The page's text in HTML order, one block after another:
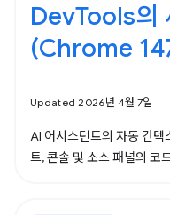
DevTools의
(Chrome
Updated 2026년 4월 7일
AI 어시스턴트의 자동 컨텍
트, 콘솔 및 소스 패널의 코